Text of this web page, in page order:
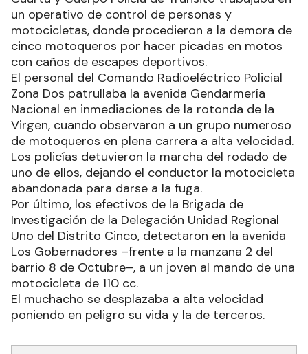
un operativo de control de personas y
motocicletas, donde procedieron a la demora de
cinco motoqueros por hacer picadas en motos
con caños de escapes deportivos.
El personal del Comando Radioeléctrico Policial
Zona Dos patrullaba la avenida Gendarmería
Nacional en inmediaciones de la rotonda de la
Virgen, cuando observaron a un grupo numeroso
de motoqueros en plena carrera a alta velocidad.
Los policías detuvieron la marcha del rodado de
uno de ellos, dejando el conductor la motocicleta
abandonada para darse a la fuga.
Por último, los efectivos de la Brigada de
Investigación de la Delegación Unidad Regional
Uno del Distrito Cinco, detectaron en la avenida
Los Gobernadores –frente a la manzana 2 del
barrio 8 de Octubre–, a un joven al mando de una
motocicleta de 110 cc.
El muchacho se desplazaba a alta velocidad
poniendo en peligro su vida y la de terceros.